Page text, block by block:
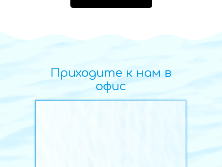
Приходите к нам в
офис